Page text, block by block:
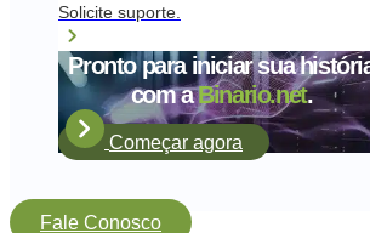
Solicite suporte.
Pronto para iniciar sua
com aBinario.net.
Começar agora
Fale Conosco